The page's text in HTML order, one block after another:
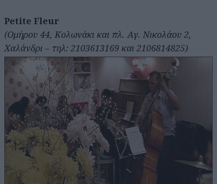
Petite Fleur
(Ομήρου 44, Κολωνάκι και πλ. Αγ. Νικολάου 2,
Χαλάνδρι – τηλ: 2103613169 και 2106814825)